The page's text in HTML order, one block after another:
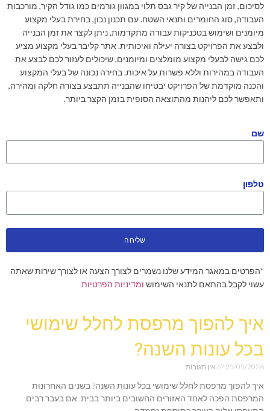
לסיכום, זמן הבנייה של קיר גבס תלוי במגוון גורמים כמו גודל הקיר, מורכבות
העבודה, סוג החומרים ותנאי השטח. עם תכנון נכון, בחירת בעלי מקצוע
מיומנים ושימוש בטכניקות עבודה מתקדמות, ניתן לקצר את זמן הבנייה
ולבצע את הפרויקט בצורה יעילה ואיכותית. אתר קליבר בעלי מקצוע מציע
לכם גישה לבעלי מקצוע מומלצים ומיומנים, שיכולים לעזור לכם לבצע את
העבודה במהירות וללא פשרות על איכות. בחירה נכונה של בעלי המקצוע
והכנה מוקדמת של הפרויקט יבטיחו שהבנייה תתבצע בצורה חלקה ומהירה,
ותאפשר לכם ליהנות מהתוצאה הסופית בזמן הקצר ביותר.
שם
טלפון
שליחה
*הפרטים במאגר המידע שלנו נשמרים לצורך הצעה או לצורך שירות שאתה
עשוי לקבל בהתאם לתנאי השימוש ומדיניות הפרטיות
איך להפוך מרפסת לחלל שימושי
בכל עונות השנה?
25/05/2026 אין תגובות
איך להפוך מרפסת לחלל שימושי בכל עונות השנה? בשנים האחרונות
המרפסת הפכה לאחד האזורים החשובים ביותר בבית. אם בעבר רבים